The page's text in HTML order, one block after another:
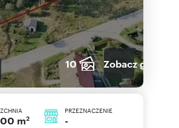
10 Zobacz galerię
m2
PRZEZNACZENIE
-